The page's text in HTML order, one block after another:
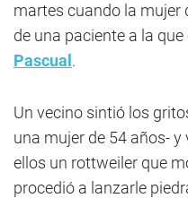
martes cuando la mujer
de una paciente a la
Pascual .
Un vecino sintió los
una mujer de 54 años-
ellos un rottweiler que
procedió a lanzarle